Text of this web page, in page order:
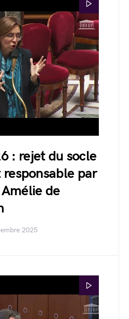
: rejet du socle
par
de
2025